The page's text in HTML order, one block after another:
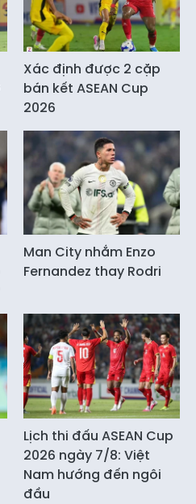
Xác định được 2 cặp
bán kết ASEAN Cup
2026
Man City nhắm Enzo
Fernandez thay Rodri
Lịch thi đấu ASEAN Cup
2026 ngày 7/8: Việt
Nam hướng đến ngôi
đầu